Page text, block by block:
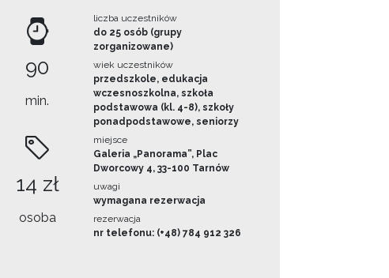
90
min.
14 zł
osoba
liczba uczestników
do 25 osób (grupy
zorganizowane)
wiek uczestników
przedszkole, edukacja
wczesnoszkolna, szkoła
podstawowa (kl. 4-8), szkoły
ponadpodstawowe, seniorzy
miejsce
Galeria „Panorama”, Plac
Dworcowy 4, 33-100 Tarnów
uwagi
wymagana rezerwacja
rezerwacja
nr telefonu: (+48) 784 912 326